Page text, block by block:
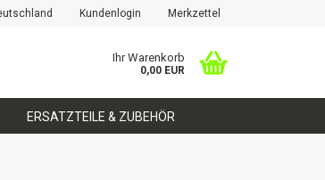
Kundenlogin Merkzettel
Ihr Warenkorb
0,00 EUR
ERSATZTEILE & ZUBEHÖR